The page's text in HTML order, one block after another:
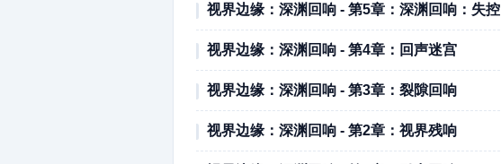
视界边缘：深渊回响 - 第5章：深渊回响：失控
视界边缘：深渊回响 - 第4章：回声迷宫
视界边缘：深渊回响 - 第3章：裂隙回响
视界边缘：深渊回响 - 第2章：视界残响